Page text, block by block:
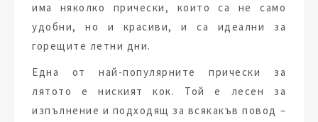
има няколко прически, които са не само
удобни, но и красиви, и са идеални за
горещите летни дни.
Една от най-популярните прически за
лятото е ниският кок. Той е лесен за
изпълнение и подходящ за всякакъв повод –